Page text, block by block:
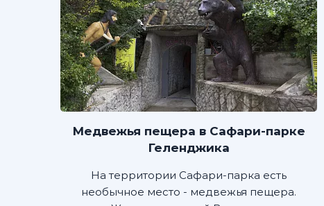
Медвежья пещера в Сафари-парке
Геленджика
На территории Сафари-парка есть
необычное место - медвежья пещера.